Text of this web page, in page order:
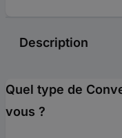
Description
Quel type de
vous ?